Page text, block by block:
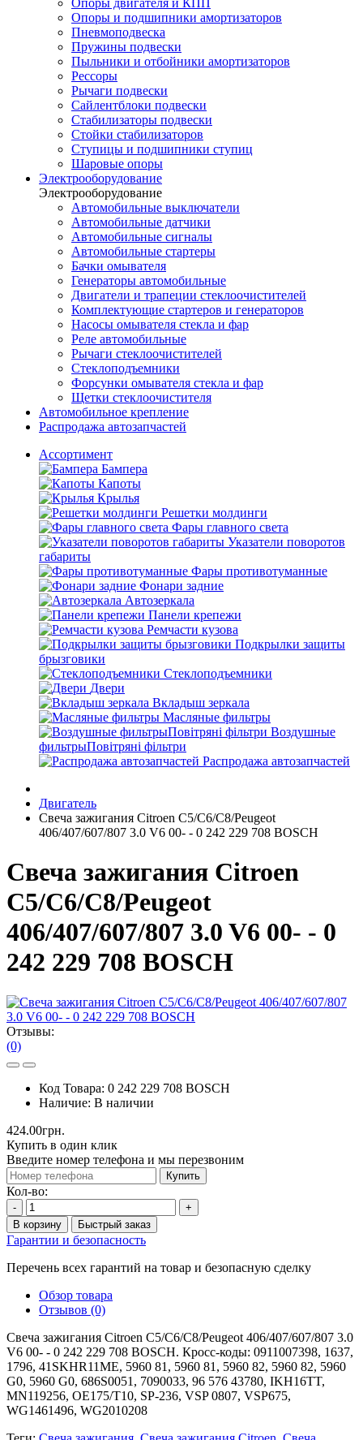
Опоры двигателя и КПП
Опоры и подшипники амортизаторов
Пневмоподвеска
Пружины подвески
Пыльники и отбойники амортизаторов
Рессоры
Рычаги подвески
Сайлентблоки подвески
Стабилизаторы подвески
Стойки стабилизаторов
Ступицы и подшипники ступиц
Шаровые опоры
Электрооборудование
Электрооборудование
Автомобильные выключатели
Автомобильные датчики
Автомобильные сигналы
Автомобильные стартеры
Бачки омывателя
Генераторы автомобильные
Двигатели и трапеции стеклоочистителей
Комплектующие стартеров и генераторов
Насосы омывателя стекла и фар
Реле автомобильные
Рычаги стеклоочистителей
Стеклоподъемники
Форсунки омывателя стекла и фар
Щетки стеклоочистителя
Автомобильное крепление
Распродажа автозапчастей
Ассортимент
Бампера
Капоты
Крылья
Решетки молдинги
Фары главного света
Указатели поворотов
габариты
Фары противотуманные
Фонари задние
Автозеркала
Панели крепежи
Ремчасти кузова
Подкрылки защиты
брызговики
Стеклоподъемники
Двери
Вкладыш зеркала
Масляные фильтры
Воздушные
фильтрыПовітряні фільтри
Распродажа автозапчастей
Двигатель
Свеча зажигания Citroen C5/C6/C8/Peugeot
406/407/607/807 3.0 V6 00- - 0 242 229 708 BOSCH
Свеча зажигания Citroen
C5/C6/C8/Peugeot
406/407/607/807 3.0 V6 00- - 0
242 229 708 BOSCH
Отзывы:
(0)
Код Товара: 0 242 229 708 BOSCH
Наличие: В наличии
424.00грн.
Купить в один клик
Введите номер телефона и мы перезвоним
Купить
Кол-во:
-
+
В корзину
Быстрый заказ
Гарантии и безопасность
Перечень всех гарантий на товар и безопасную сделку
Обзор товара
Отзывов (0)
Свеча зажигания Citroen C5/C6/C8/Peugeot 406/407/607/807 3.0
V6 00- - 0 242 229 708 BOSCH. Кросс-коды: 0911007398, 1637,
1796, 41SKHR11ME, 5960 81, 5960 81, 5960 82, 5960 82, 5960
G0, 5960 G0, 686S0051, 7090033, 96 576 43780, IKH16TT,
MN119256, OE175/T10, SP-236, VSP 0807, VSP675,
WG1461496, WG2010208